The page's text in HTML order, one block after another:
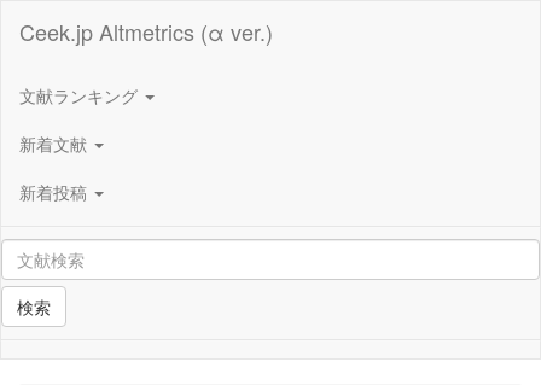
Ceek.jp Altmetrics (α ver.)
文献ランキング
新着文献
新着投稿
検索